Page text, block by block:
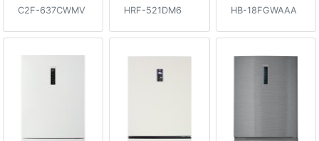
C2F-637CWMV HRF-521DM6 HB-18FGWAAA